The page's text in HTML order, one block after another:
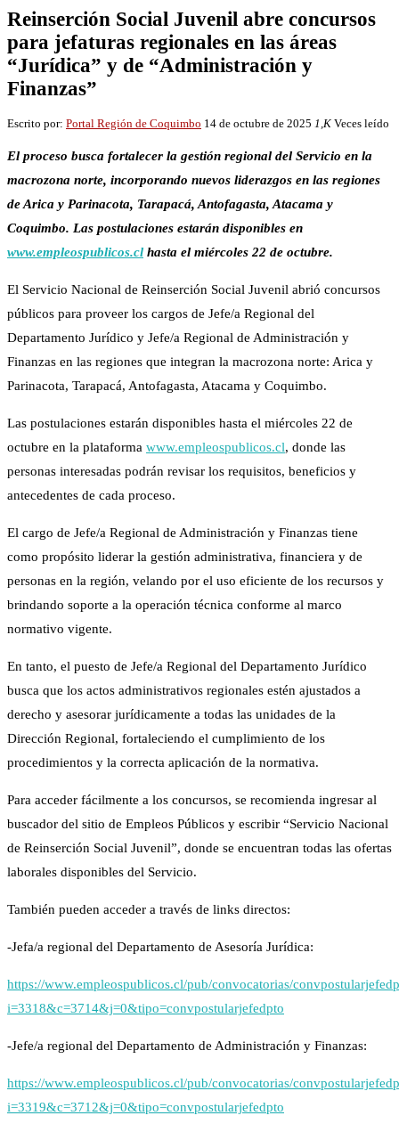
Reinserción Social Juvenil abre concursos
para jefaturas regionales en las áreas
“Jurídica” y de “Administración y
Finanzas”
Escrito por: Portal Región de Coquimbo 14 de octubre de 2025 1,K Veces leído
El proceso busca fortalecer la gestión regional del Servicio en la
macrozona norte, incorporando nuevos liderazgos en las regiones
de Arica y Parinacota, Tarapacá, Antofagasta, Atacama y
Coquimbo. Las postulaciones estarán disponibles en
www.empleospublicos.cl hasta el miércoles 22 de octubre.
El Servicio Nacional de Reinserción Social Juvenil abrió concursos
públicos para proveer los cargos de Jefe/a Regional del
Departamento Jurídico y Jefe/a Regional de Administración y
Finanzas en las regiones que integran la macrozona norte: Arica y
Parinacota, Tarapacá, Antofagasta, Atacama y Coquimbo.
Las postulaciones estarán disponibles hasta el miércoles 22 de
octubre en la plataforma www.empleospublicos.cl, donde las
personas interesadas podrán revisar los requisitos, beneficios y
antecedentes de cada proceso.
El cargo de Jefe/a Regional de Administración y Finanzas tiene
como propósito liderar la gestión administrativa, financiera y de
personas en la región, velando por el uso eficiente de los recursos y
brindando soporte a la operación técnica conforme al marco
normativo vigente.
En tanto, el puesto de Jefe/a Regional del Departamento Jurídico
busca que los actos administrativos regionales estén ajustados a
derecho y asesorar jurídicamente a todas las unidades de la
Dirección Regional, fortaleciendo el cumplimiento de los
procedimientos y la correcta aplicación de la normativa.
Para acceder fácilmente a los concursos, se recomienda ingresar al
buscador del sitio de Empleos Públicos y escribir “Servicio Nacional
de Reinserción Social Juvenil”, donde se encuentran todas las ofertas
laborales disponibles del Servicio.
También pueden acceder a través de links directos:
-Jefa/a regional del Departamento de Asesoría Jurídica:
https://www.empleospublicos.cl/pub/convocatorias/
i=3318&c=3714&j=0&tipo=convpostularjefedpto
-Jefe/a regional del Departamento de Administración y Finanzas:
https://www.empleospublicos.cl/pub/convocatorias/
i=3319&c=3712&j=0&tipo=convpostularjefedpto